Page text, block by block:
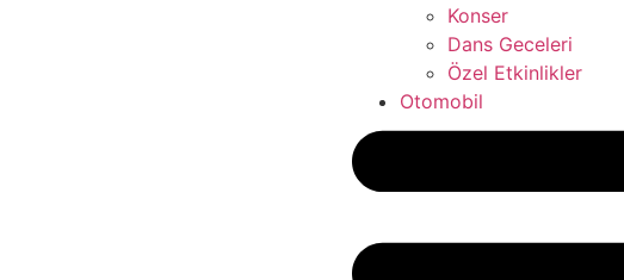
Konser
Dans Geceleri
Özel Etkinlikler
Otomobil